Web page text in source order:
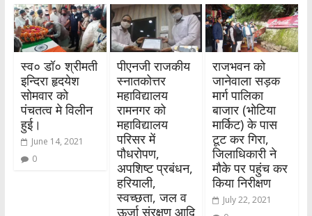
स्व० डॉ० श्रीमती
इन्दिरा हृदयेश
सोमवार को
पंचतत्व मे विलीन
हुई।
June 14, 2021
0
पीएनजी राजकीय
स्नातकोत्तर
महाविद्यालय
रामनगर को
महाविद्यालय
परिसर में
पौधरोपण,
अपशिष्ट प्रबंधन,
हरियाली,
स्वच्छता, जल व
ऊर्जा संरक्षण आदि
राजभवन को
जानेवाला सड़क
मार्ग पालिका
बाजार (भोटिया
मार्किट) के पास
टूट कर गिरा,
जिलाधिकारी ने
मौके पर पहुंच कर
किया निरीक्षण
July 22, 2021